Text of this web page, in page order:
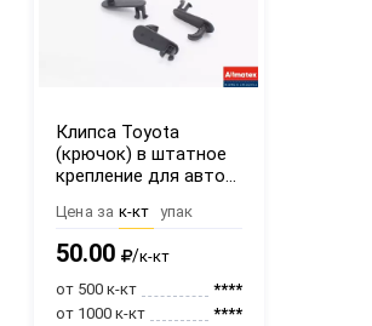
Клипса Toyota
(крючок) в штатное
крепление для авто
Цена за к-кт упак
50.00 /к-кт
от 500 к-кт
****
от 1000 к-кт
****